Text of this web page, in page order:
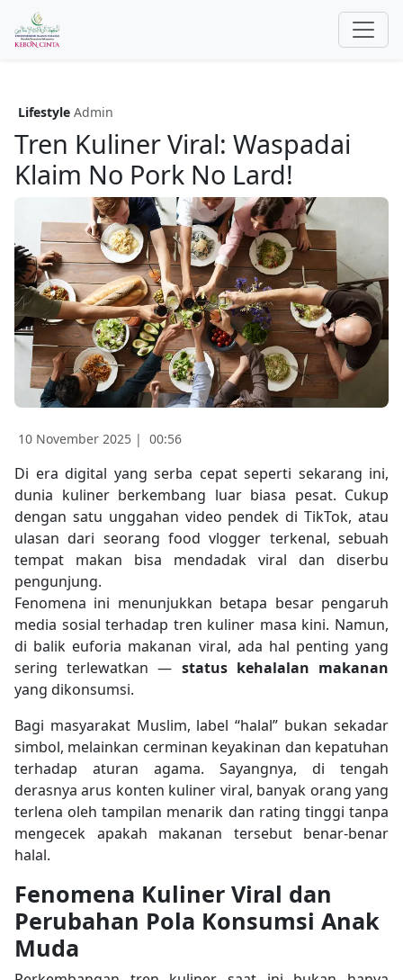
Lifestyle Admin
Tren Kuliner Viral: Waspadai
Klaim No Pork No Lard!
10 November 2025 | 00:56
Di era digital yang serba cepat seperti sekarang ini,
dunia kuliner berkembang luar biasa pesat. Cukup
dengan satu unggahan video pendek di TikTok, atau
ulasan dari seorang food vlogger terkenal, sebuah
tempat makan bisa mendadak viral dan diserbu
pengunjung.
Fenomena ini menunjukkan betapa besar pengaruh
media sosial terhadap tren kuliner masa kini. Namun,
di balik euforia makanan viral, ada hal penting yang
sering terlewatkan — status kehalalan makanan
yang dikonsumsi.
Bagi masyarakat Muslim, label “halal” bukan sekadar
simbol, melainkan cerminan keyakinan dan kepatuhan
terhadap aturan agama. Sayangnya, di tengah
derasnya arus konten kuliner viral, banyak orang yang
terlena oleh tampilan menarik dan rating tinggi tanpa
mengecek apakah makanan tersebut benar-benar
halal.
Fenomena Kuliner Viral dan
Perubahan Pola Konsumsi Anak
Muda